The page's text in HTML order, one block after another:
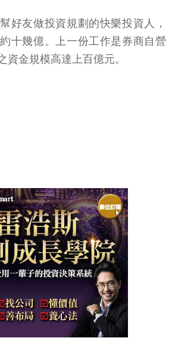
好友做投資規劃的快樂投資人，
十幾億。上一份工作是券商自營
資金規模高達上百億元。